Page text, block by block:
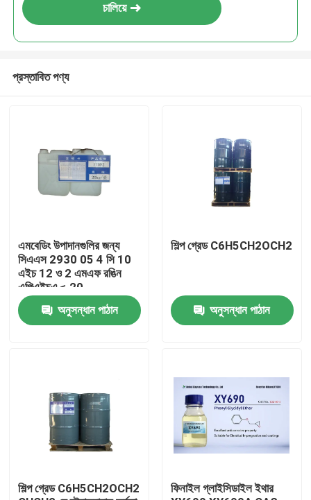
আমাদের সম্পর্কে
চালিয়ে
প্রস্তাবিত পণ্য
এমবেডিং উপাদানগুলির জন্য
সিএএস 2930 05 4 সি 10
এইচ 12 ও 2 এমএফ রঙিন
এপিএইচএ ≤ 20
অনুসন্ধান পাঠান
শিল্প গ্রেড C6H5CH2OCH2
অনুসন্ধান পাঠান
শিল্প গ্রেড C6H5CH2OCH2
ফিনাইল গ্লাইসিডাইল ইথার